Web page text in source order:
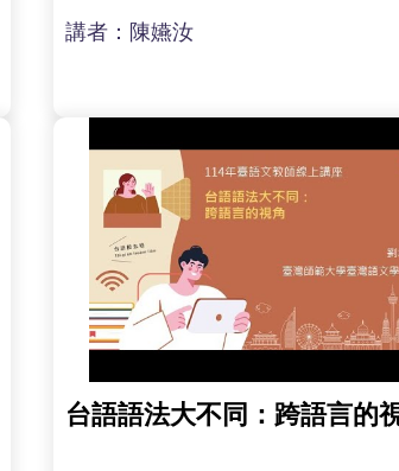
講者：陳嬿汝
台語語法大不同：跨語言的